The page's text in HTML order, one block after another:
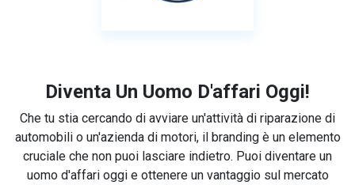
Diventa Un Uomo D'affari Oggi!
Che tu stia cercando di avviare un'attività di riparazione di
automobili o un'azienda di motori, il branding è un elemento
cruciale che non puoi lasciare indietro. Puoi diventare un
uomo d'affari oggi e ottenere un vantaggio sul mercato